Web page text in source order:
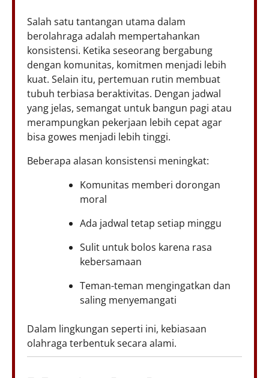
Salah satu tantangan utama dalam
berolahraga adalah mempertahankan
konsistensi. Ketika seseorang bergabung
dengan komunitas, komitmen menjadi lebih
kuat. Selain itu, pertemuan rutin membuat
tubuh terbiasa beraktivitas. Dengan jadwal
yang jelas, semangat untuk bangun pagi atau
merampungkan pekerjaan lebih cepat agar
bisa gowes menjadi lebih tinggi.
Beberapa alasan konsistensi meningkat:
Komunitas memberi dorongan
moral
Ada jadwal tetap setiap minggu
Sulit untuk bolos karena rasa
kebersamaan
Teman-teman mengingatkan dan
saling menyemangati
Dalam lingkungan seperti ini, kebiasaan
olahraga terbentuk secara alami.